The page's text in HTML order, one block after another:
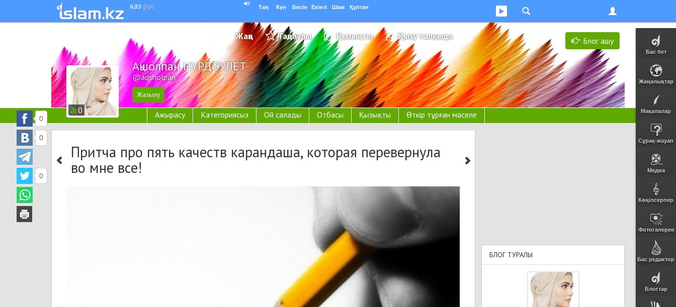
қаз рус Таң Күн Бесін Екінті Шам Құптан
Бас бет
Жаңалықтар
Мақалалар
Сұрақ-жауап
Медиа
Көңілсерпер
Фотогалерея
Бас редактор
Блогтар
Блог ашу
Жаңа Таңдаулы Қызықты Қызу талқыда
0
Ақшолпан НҰРДӘУЛЕТ
@aqsholpan
Ажырасу Категориясыз Ой салады Отбасы Қызықты Өткір тұрған мәселе
Притча про пять качеств карандаша, которая перевернула
во мне все!
0
0
0
БЛОГ ТУРАЛЫ